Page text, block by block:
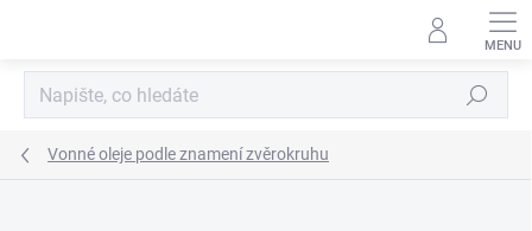
Hledat
Vonné oleje podle znamení zvěrokruhu